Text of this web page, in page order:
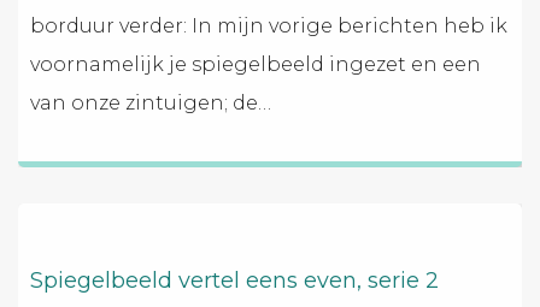
borduur verder: In mijn vorige berichten heb ik
voornamelijk je spiegelbeeld ingezet en een
van onze zintuigen; de
Spiegelbeeld vertel eens even, serie 2